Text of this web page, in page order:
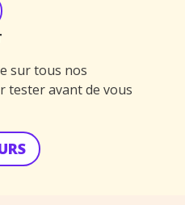
sur tous nos
tester avant de vous